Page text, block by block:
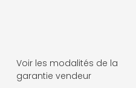
Voir les modalités de la
garantie vendeur